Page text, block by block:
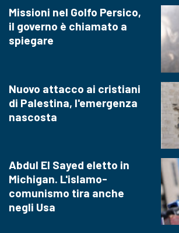
Missioni nel Golfo Persico,
il governo è chiamato a
spiegare
Nuovo attacco ai cristiani
di Palestina, l'emergenza
nascosta
Abdul El Sayed eletto in
Michigan. L'islamo-
comunismo tira anche
negli Usa